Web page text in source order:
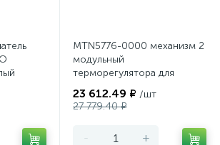
MTN5776-0000 механизм 2
модульный
терморегулятора для
программируемый Merten
23 612.49 ₽ /шт
27 779.40 ₽
- +